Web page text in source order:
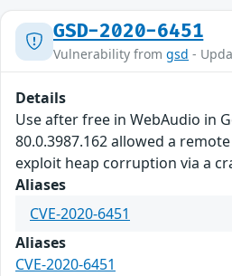
GSD-2020-6451
Vulnerability from gsd -
Details
Use after free in WebAudio in
80.0.3987.162 allowed a
exploit heap corruption via a
Aliases
CVE-2020-6451
Aliases
CVE-2020-6451